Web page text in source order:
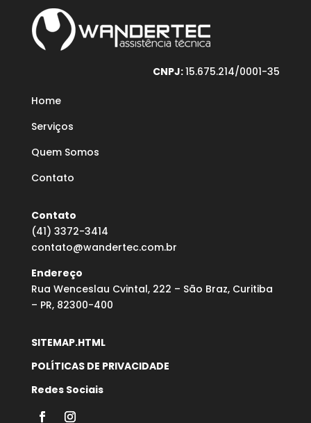
CNPJ:15.675.214/0001-35
Home
Serviços
Quem Somos
Contato
Contato
(41) 3372-3414
contato@wandertec.com.br
Endereço
Rua Wenceslau Cvintal, 222 – São Braz, Curitiba
– PR, 82300-400
SITEMAP.HTML
POLÍTICAS DE PRIVACIDADE
Redes Sociais